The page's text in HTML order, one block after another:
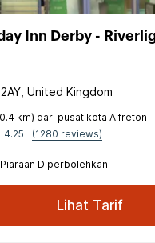
Inn Derby -
United Kingdom
km) dari pusat kota Alfreton
4.25
(1280 reviews)
Diperbolehkan
Lihat Tarif